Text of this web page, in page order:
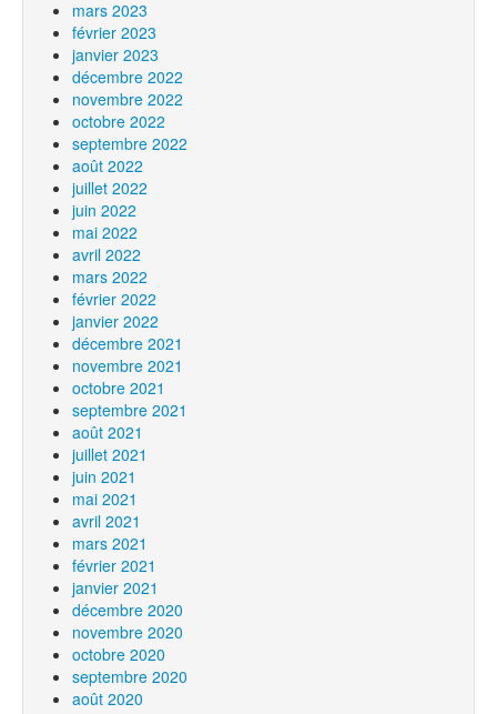
mars 2023
février 2023
janvier 2023
décembre 2022
novembre 2022
octobre 2022
septembre 2022
août 2022
juillet 2022
juin 2022
mai 2022
avril 2022
mars 2022
février 2022
janvier 2022
décembre 2021
novembre 2021
octobre 2021
septembre 2021
août 2021
juillet 2021
juin 2021
mai 2021
avril 2021
mars 2021
février 2021
janvier 2021
décembre 2020
novembre 2020
octobre 2020
septembre 2020
août 2020